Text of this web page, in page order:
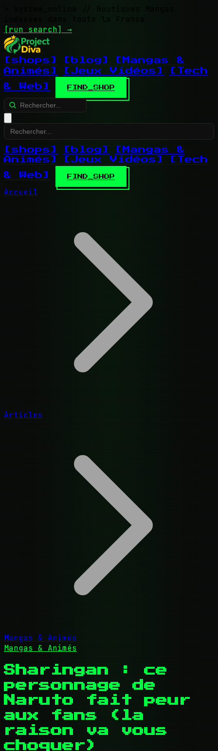
// Boutiques Mangas
indexées dans toute la France
[run search] →
[shops] [blog]
[Mangas &
Animés]
[Jeux Vidéos]
[Tech
& Web]
FIND_SHOP
[shops] [blog]
[Mangas &
Animés]
[Jeux Vidéos]
[Tech
& Web]
FIND_SHOP
Accueil
Articles
Mangas & Animés
Mangas & Animés
Sharingan : ce
personnage de
Naruto fait peur
aux fans (la
raison va vous
choquer)